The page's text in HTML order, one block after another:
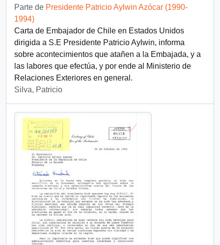
Parte de Presidente Patricio Aylwin Azócar (1990-
1994)
Carta de Embajador de Chile en Estados Unidos
dirigida a S.E Presidente Patricio Aylwin, informa
sobre acontecimientos que atañen a la Embajada, y a
las labores que efectúa, y por ende al Ministerio de
Relaciones Exteriores en general.
Silva, Patricio